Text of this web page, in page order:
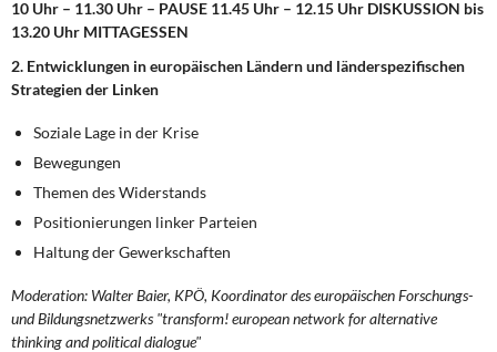
10 Uhr – 11.30 Uhr – PAUSE 11.45 Uhr – 12.15 Uhr DISKUSSION bis
13.20 Uhr MITTAGESSEN
2. Entwicklungen in europäischen Ländern und länderspezifischen
Strategien der Linken
Soziale Lage in der Krise
Bewegungen
Themen des Widerstands
Positionierungen linker Parteien
Haltung der Gewerkschaften
Moderation: Walter Baier, KPÖ, Koordinator des europäischen Forschungs-
und Bildungsnetzwerks "transform! european network for alternative
thinking and political dialogue"